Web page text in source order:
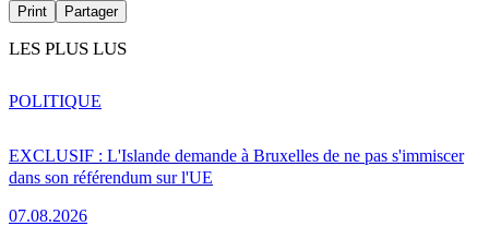
Print Partager
LES PLUS LUS
EXCLUSIF : L'Islande demande à Bruxelles de ne pas s'immiscer
dans son référendum sur l'UE
07.08.2026
POLITIQUE